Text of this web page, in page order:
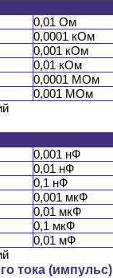
0,01 Ом
0,0001 кОм
0,001 кОм
0,01 кОм
0,0001 МОм
0,001 МОм
0,001 нФ
0,01 нФ
0,1 нФ
0,001 мкФ
0,01 мкФ
0,1 мкФ
0,01 мФ
тока (импульс)